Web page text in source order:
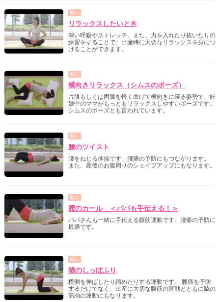
動く
リラックスしたいとき
深い呼吸やストレッチ、また、力を入れたり抜いたりの
練習をすることで、出産時に大切なリラックスを身につ
けることができます。
動く
横向きリラックス（シムスのポーズ）
片膝もしくは両膝を軽く曲げて横向きに寝る姿勢で、妊
娠中のママがもっともリラックスしやすいポーズです。
シムスのポーズとも言われています。
動く
腰のツイスト
腰をねじる体操です。腰痛の予防にもつながります。
また、産後のお腹周りのシェイプアップにもなります。
動く
腰のカール ＜パパも手伝える！＞
パパさんも一緒に手伝える腹筋運動です。腰痛の予防に
最適です。
動く
猫のしっぽふり
横側を伸ばしたり縮めたりする運動です。 腰痛を予防
するだけでなく、出産に大切な腹筋の運動とともに脇の
筋肉の運動にもなります。